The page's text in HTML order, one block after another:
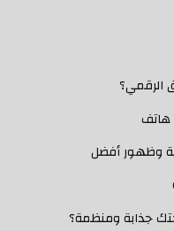
الرقمي؟
هاتف
وظهور أفضل
جذابة ومنظمة؟